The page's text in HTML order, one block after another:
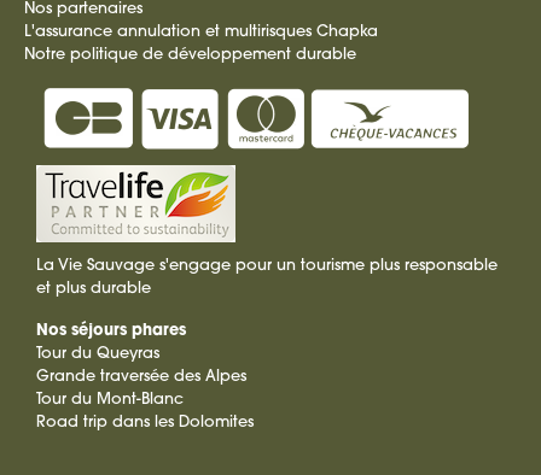
Nos partenaires
L'assurance annulation et multirisques Chapka
Notre politique de développement durable
La Vie Sauvage s'engage pour un tourisme plus responsable
et plus durable
Nos séjours phares
Tour du Queyras
Grande traversée des Alpes
Tour du Mont-Blanc
Road trip dans les Dolomites